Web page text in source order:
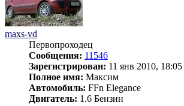
maxs-vd
Первопроходец
Сообщения: 11546
Зарегистрирован: 11 янв 2010, 18:05
Полное имя: Максим
Автомобиль: FFn Elegance
Двигатель: 1.6 Бензин